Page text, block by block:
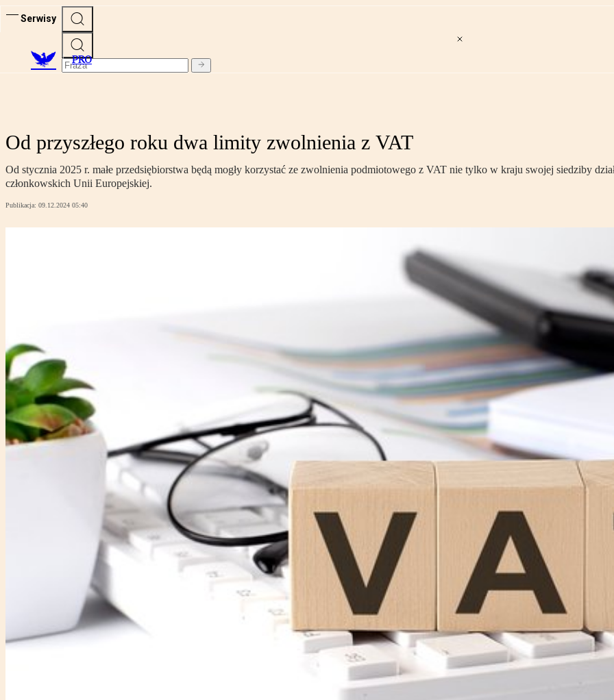
Serwisy
PRO
Od przyszłego roku dwa limity zwolnienia z VAT
Od stycznia 2025 r. małe przedsiębiorstwa będą mogły korzystać ze zwolnienia podmiotowego z VAT nie tylko w kraju swojej siedziby
członkowskich Unii Europejskiej.
Publikacja: 09.12.2024 05:40